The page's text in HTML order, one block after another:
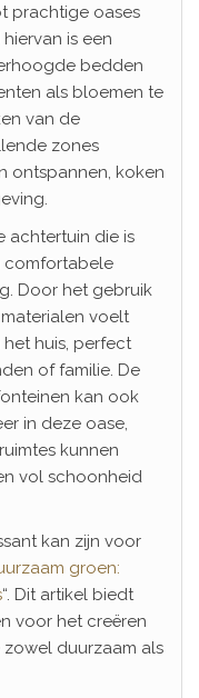
prachtige oases
is een
bedden
als bloemen te
van de
zones
ontspannen, koken
achtertuin die is
comfortabele
Door het gebruik
voelt
huis, perfect
of familie. De
kan ook
in deze oase,
kunnen
vol schoonheid
kan zijn voor
groen:
“. Dit artikel biedt
voor het creëren
duurzaam als